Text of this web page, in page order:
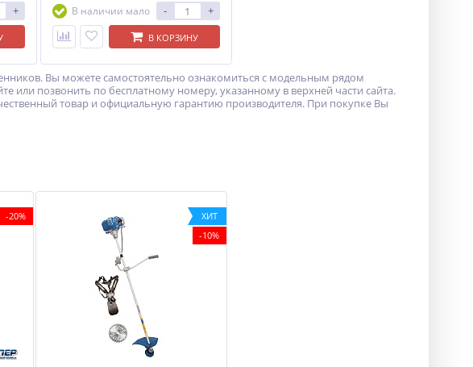
+
В наличии мало
- +
В КОРЗИНУ
Вы можете самостоятельно ознакомиться с модельным рядом
или позвонить по бесплатному номеру, указанному в верхней части сайта.
товар и официальную гарантию производителя. При покупке Вы
-20%
ХИТ
-10%